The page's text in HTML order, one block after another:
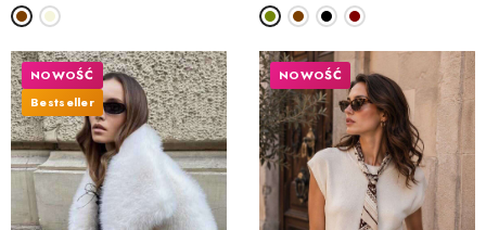
NOWOŚĆ
Bestseller
NOWOŚĆ